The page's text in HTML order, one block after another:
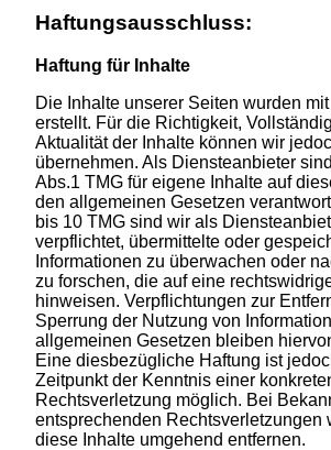
Haftungsausschluss:
Haftung für Inhalte
Die Inhalte unserer Seiten wurden
erstellt. Für die Richtigkeit,
Aktualität der Inhalte können wir
übernehmen. Als Diensteanbieter
Abs.1 TMG für eigene Inhalte auf
den allgemeinen Gesetzen
bis 10 TMG sind wir als
verpflichtet, übermittelte oder
Informationen zu überwachen oder
zu forschen, die auf eine
hinweisen. Verpflichtungen zur
Sperrung der Nutzung von
allgemeinen Gesetzen bleiben
Eine diesbezügliche Haftung ist
Zeitpunkt der Kenntnis einer
Rechtsverletzung möglich. Bei
entsprechenden Rechtsverletzungen
diese Inhalte umgehend entfernen.